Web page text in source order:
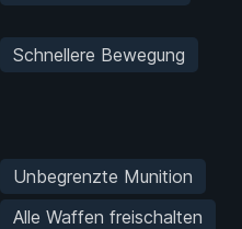
Schnellere Bewegung
Unbegrenzte Munition
Alle Waffen freischalten